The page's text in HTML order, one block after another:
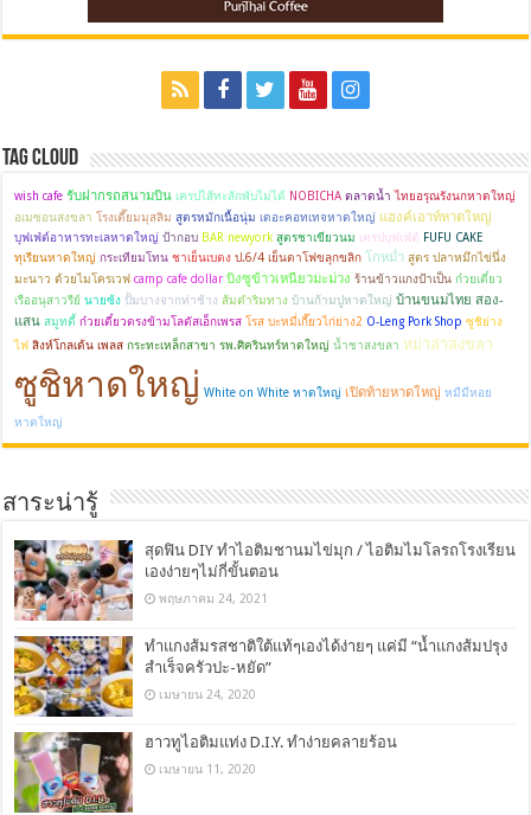
Tag Cloud
wish cafe รับฝากรถสนามบิน เครปไส้ทะลักพับไม่ได้ NOBICHA ตลาดน้ำ ไทยอรุณรังนกหาดใหญ่
อเมซอนสงขลา โรงเตี๊ยมมุสลิม สูตรหมักเนื้อนุ่ม เดอะคอทเทจหาดใหญ่ แฮงค์เอาท์หาดใหญ่
บุฟเฟ่ต์อาหารทะเลหาดใหญ่ ป้ากอบ BAR newyork สูตรชาเขียวนม เครปบุฟเฟ่ต์ FUFU CAKE
ทุเรียนหาดใหญ่ กระเทียมโทน ชาเย็นเบตง ป.6/4 เย็นตาโฟขลุกขลิก โกหม่ำ สูตร ปลาหมึกไข่นึ่ง
มะนาว ด้วยไมโครเวฟ camp cafe dollar บิงซูข้าวเหนียวมะม่วง ร้านข้าวแกงป้าเป็น ก๋วยเตี๋ยว
เรืออนุสาวรีย์ นายซ้ง ปั้มบางจากท่าช้าง ส้มตำริมทาง บ้านก้ามปูหาดใหญ่ บ้านขนมไทย สอง-
แสน สมูทตี้ ก๋วยเตี๋ยวตรงข้ามโลตัสเอ็กเพรส โรส บะหมี่เกี๊ยวไก่ย่าง2 O-Leng Pork Shop ซูชิย่าง
ไฟ สิงห์โกลเด้น เพลส กระทะเหล็กสาขา รพ.ศิครินทร์หาดใหญ่ น้ำชาสงขลา หม่าล่าสงขลา
ซูชิหาดใหญ่ White on White หาดใหญ่ เปิดท้ายหาดใหญ่ หมีมีหอย
หาดใหญ่
สาระน่ารู้
สุดฟิน DIY ทำไอติมชานมไข่มุก / ไอติมไมโลรถโรงเรียน
เองง่ายๆไม่กี่ขั้นตอน
พฤษภาคม 24, 2021
ทำแกงส้มรสชาติใต้แท้ๆเองได้ง่ายๆ แค่มี “น้ำแกงส้มปรุง
สำเร็จครัวปะ-หยัด”
เมษายน 24, 2020
ฮาวทูไอติมแท่ง D.I.Y. ทำง่ายคลายร้อน
เมษายน 11, 2020